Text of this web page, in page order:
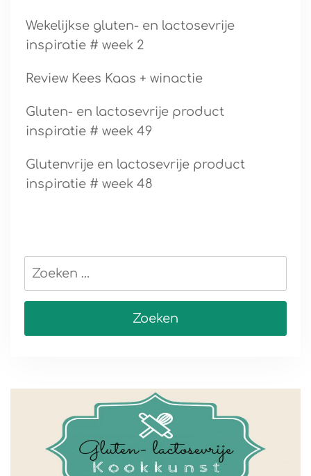
Wekelijkse gluten- en lactosevrije
inspiratie # week 2
Review Kees Kaas + winactie
Gluten- en lactosevrije product
inspiratie # week 49
Glutenvrije en lactosevrije product
inspiratie # week 48
Zoeken